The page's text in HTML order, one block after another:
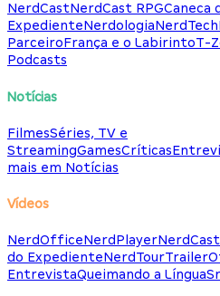
NerdCastNerdCast RPGCaneca
ExpedienteNerdologiaNerdTech
ParceiroFrança e o LabirintoT-
Podcasts
Notícias
FilmesSéries, TV e
StreamingGamesCríticas
mais em Notícias
Vídeos
NerdOfficeNerdPlayer
do ExpedienteNerdTour
EntrevistaQueimando a Língua